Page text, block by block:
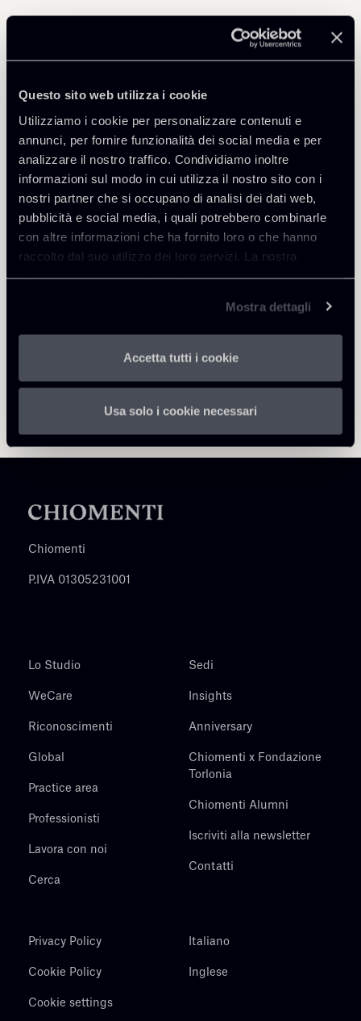
Questo sito web utilizza i cookie
Utilizziamo i cookie per personalizzare contenuti e
annunci, per fornire funzionalità dei social media e per
analizzare il nostro traffico. Condividiamo inoltre
informazioni sul modo in cui utilizza il nostro sito con i
nostri partner che si occupano di analisi dei dati web,
pubblicità e social media, i quali potrebbero combinarle
con altre informazioni che ha fornito loro o che hanno
raccolto dal suo utilizzo dei loro servizi. La nostra
informativa privacy è disponibilequi.
Mostra dettagli
Accetta tutti i cookie
Usa solo i cookie necessari
Condividi
Torna agli Insights
Chiomenti
P.IVA 01305231001
Lo Studio
WeCare
Riconoscimenti
Global
Practice area
Professionisti
Lavora con noi
Cerca
Sedi
Insights
Anniversary
Chiomenti x Fondazione
Torlonia
Chiomenti Alumni
Iscriviti alla newsletter
Contatti
Privacy Policy
Cookie Policy
Cookie settings
Italiano
Inglese